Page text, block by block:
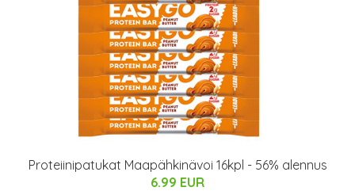
Proteiinipatukat Maapähkinävoi 16kpl - 56% alennus
6.99 EUR